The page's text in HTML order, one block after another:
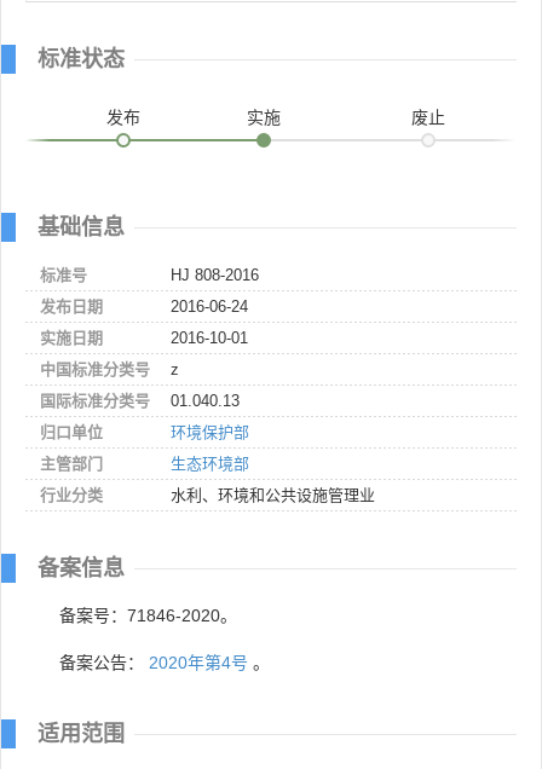
标准状态
发布 实施 废止
基础信息
标准号
HJ 808-2016
发布日期
2016-06-24
实施日期
2016-10-01
中国标准分类号
z
国际标准分类号
01.040.13
归口单位
环境保护部
主管部门
生态环境部
行业分类
水利、环境和公共设施管理业
备案信息
备案号：71846-2020。
备案公告： 2020年第4号 。
适用范围